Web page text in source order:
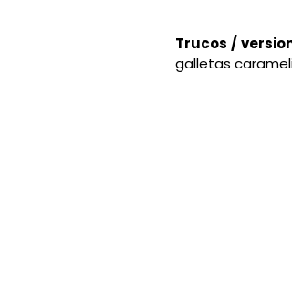
Trucos /
galletas